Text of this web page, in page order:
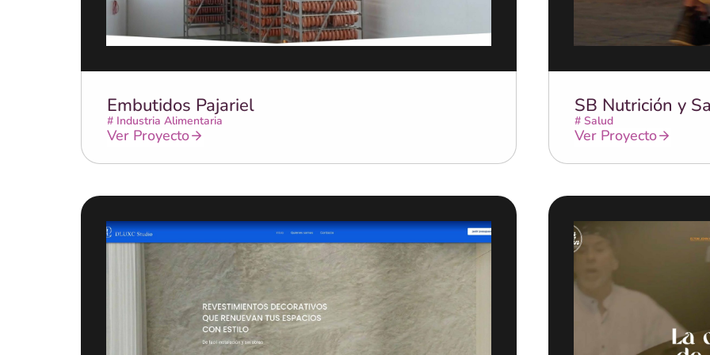
Embutidos Pajariel
# Industria Alimentaria
Ver Proyecto
SB Nutrición y
# Salud
Ver Proyecto